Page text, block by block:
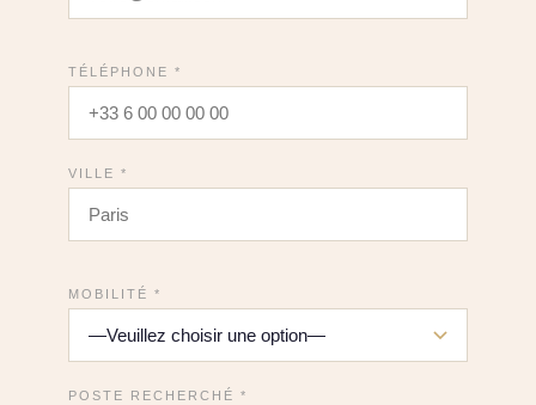
TÉLÉPHONE *
VILLE *
MOBILITÉ *
POSTE RECHERCHÉ *